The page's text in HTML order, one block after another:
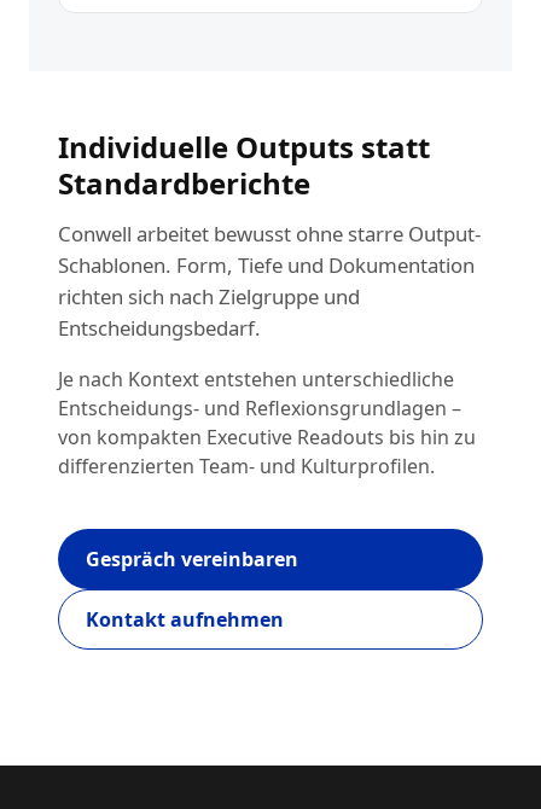
Individuelle Outputs statt
Standardberichte
Conwell arbeitet bewusst ohne starre Output-
Schablonen. Form, Tiefe und Dokumentation
richten sich nach Zielgruppe und
Entscheidungsbedarf.
Je nach Kontext entstehen unterschiedliche
Entscheidungs- und Reflexionsgrundlagen –
von kompakten Executive Readouts bis hin zu
differenzierten Team- und Kulturprofilen.
Gespräch vereinbaren
Kontakt aufnehmen